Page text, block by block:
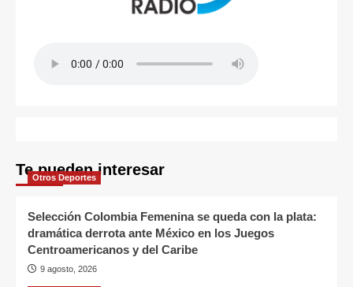
Te pueden interesar
Otros Deportes
Selección Colombia Femenina se queda con la plata:
dramática derrota ante México en los Juegos
Centroamericanos y del Caribe
9 agosto, 2026